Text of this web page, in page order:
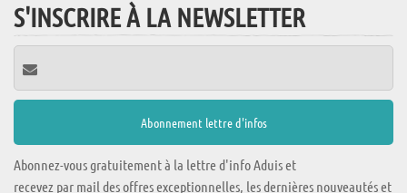
S'INSCRIRE À LA NEWSLETTER
Abonnez-vous gratuitement à la lettre d'info Aduis et
recevez par mail des offres exceptionnelles, les dernières nouveautés et